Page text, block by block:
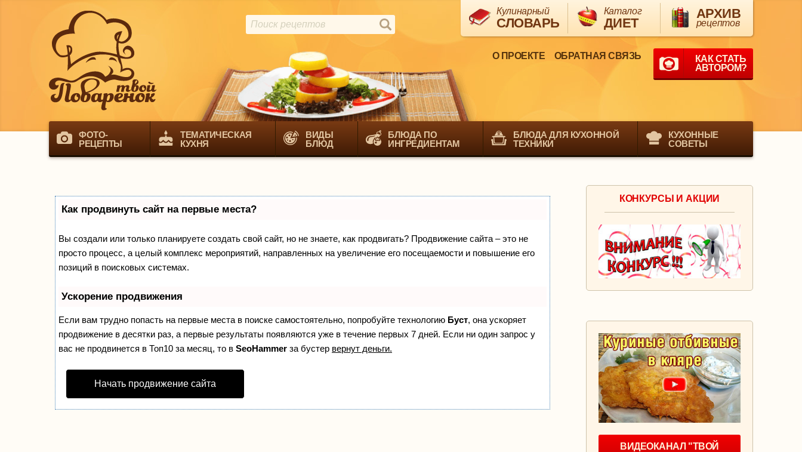
Кулинарный
СЛОВАРЬ
Каталог
ДИЕТ
АРХИВ
рецептов
КАК СТАТЬ
АВТОРОМ?
ОБРАТНАЯ СВЯЗЬ
О ПРОЕКТЕ
ФОТО-
РЕЦЕПТЫ
ТЕМАТИЧЕСКАЯ
КУХНЯ
ВИДЫ
БЛЮД
БЛЮДА ПО
ИНГРЕДИЕНТАМ
КУХОННЫЕ
СОВЕТЫ
БЛЮДА ДЛЯ КУХОННОЙ
ТЕХНИКИ
Как продвинуть сайт на первые места?
Вы создали или только планируете создать свой сайт, но не знаете, как продвигать? Продвижение сайта – это не
просто процесс, а целый комплекс мероприятий, направленных на увеличение его посещаемости и повышение его
позиций в поисковых системах.
Ускорение продвижения
Если вам трудно попасть на первые места в поиске самостоятельно, попробуйте технологию Буст, она ускоряет
продвижение в десятки раз, а первые результаты появляются уже в течение первых 7 дней. Если ни один запрос у
вас не продвинется в Топ10 за месяц, то в SeoHammer за бустер вернут деньги.
Начать продвижение сайта
КОНКУРСЫ И АКЦИИ
ВИДЕОКАНАЛ "ТВОЙ